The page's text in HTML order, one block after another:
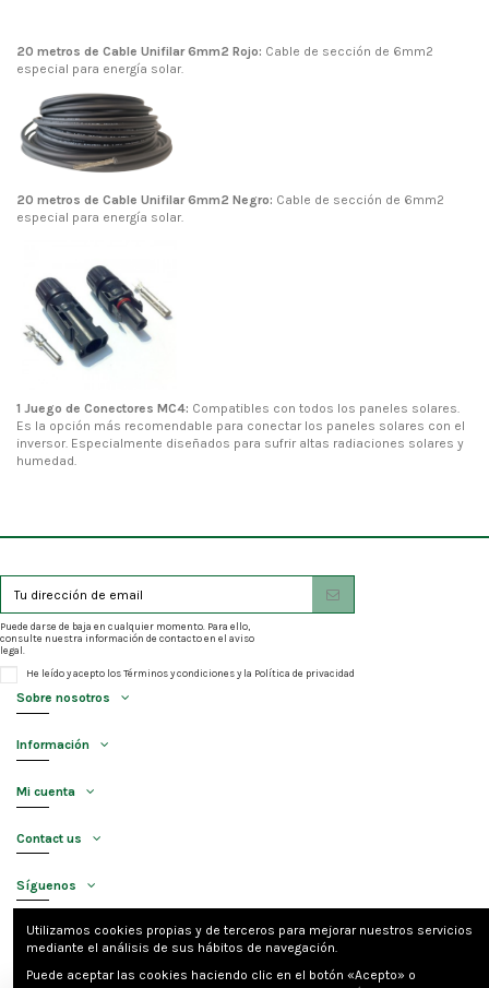
20 metros de Cable Unifilar 6mm2 Rojo: Cable de sección de 6mm2
especial para energía solar.
20 metros de Cable Unifilar 6mm2 Negro: Cable de sección de 6mm2
especial para energía solar.
1 Juego de Conectores MC4: Compatibles con todos los paneles solares.
Es la opción más recomendable para conectar los paneles solares con el
inversor. Especialmente diseñados para sufrir altas radiaciones solares y
humedad.
Puede darse de baja en cualquier momento. Para ello,
consulte nuestra información de contacto en el aviso
legal.
He leído y acepto losTérminos y condicionesy la Política de privacidad
Sobre nosotros
Información
Mi cuenta
Contact us
Síguenos
Newsletter
Utilizamos cookies propias y de terceros para mejorar nuestros servicios
mediante el análisis de sus hábitos de navegación.
Puede aceptar las cookies haciendo clic en el botón «Acepto» o